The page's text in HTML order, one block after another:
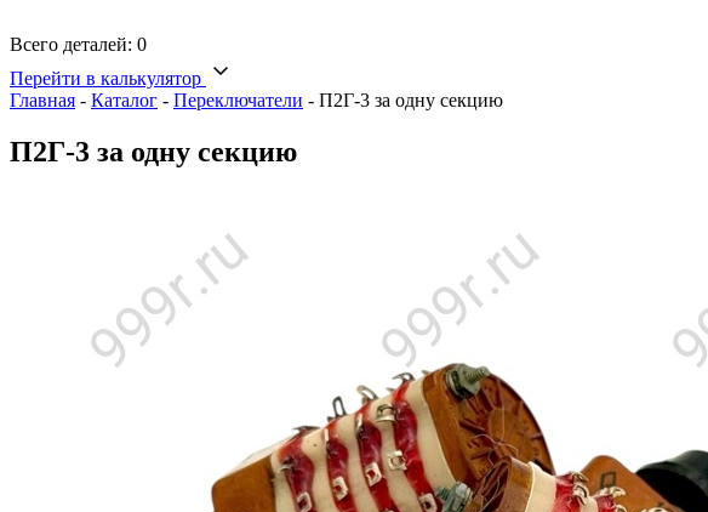
Всего деталей: 0
Перейти в калькулятор
Главная - Каталог - Переключатели - П2Г-3 за одну секцию
П2Г-3 за одну секцию